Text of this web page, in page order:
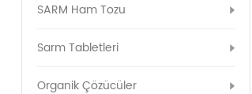
SARM Ham Tozu
Sarm Tabletleri
Organik Çözücüler